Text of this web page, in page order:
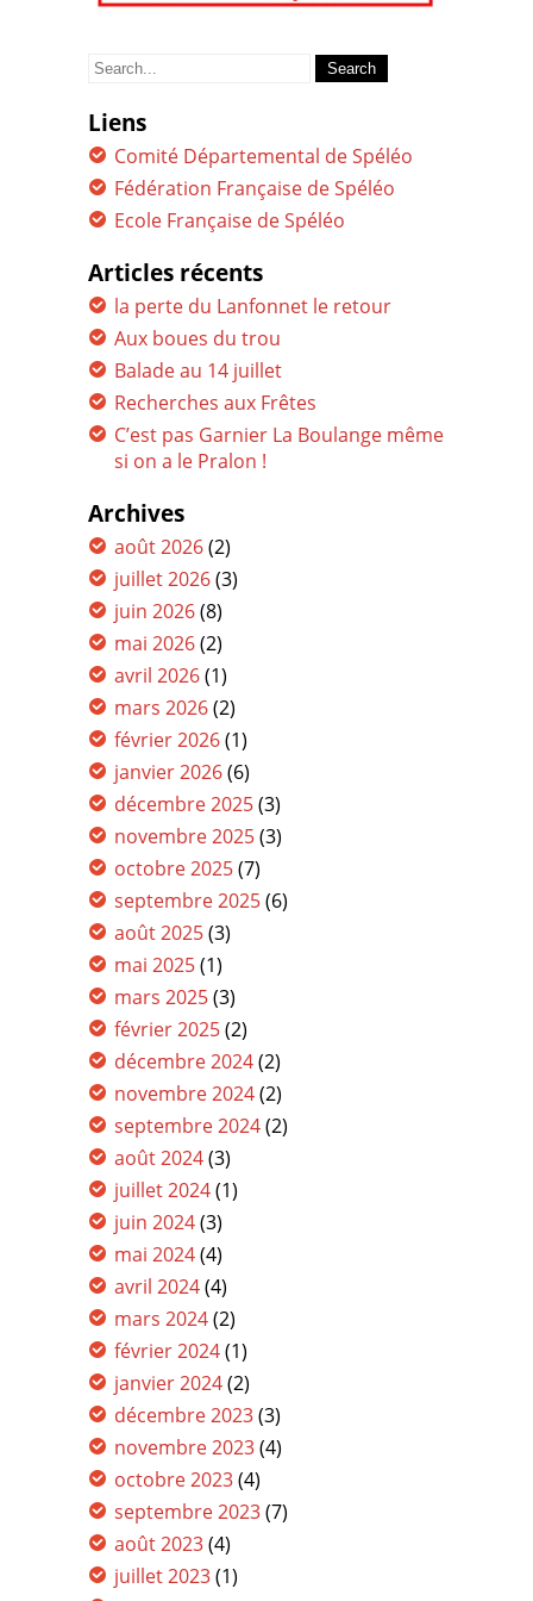
Search
Liens
Comité Départemental de Spéléo
Fédération Française de Spéléo
Ecole Française de Spéléo
Articles récents
la perte du Lanfonnet le retour
Aux boues du trou
Balade au 14 juillet
Recherches aux Frêtes
C’est pas Garnier La Boulange même
si on a le Pralon !
Archives
août 2026(2)
juillet 2026(3)
juin 2026(8)
mai 2026(2)
avril 2026(1)
mars 2026(2)
février 2026(1)
janvier 2026(6)
décembre 2025(3)
novembre 2025(3)
octobre 2025(7)
septembre 2025(6)
août 2025(3)
mai 2025(1)
mars 2025(3)
février 2025(2)
décembre 2024(2)
novembre 2024(2)
septembre 2024(2)
août 2024(3)
juillet 2024(1)
juin 2024(3)
mai 2024(4)
avril 2024(4)
mars 2024(2)
février 2024(1)
janvier 2024(2)
décembre 2023(3)
novembre 2023(4)
octobre 2023(4)
septembre 2023(7)
août 2023(4)
juillet 2023(1)